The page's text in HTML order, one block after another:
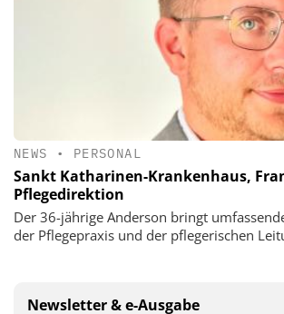
NEWS • PERSONAL
Sankt Katharinen-Krankenhaus,
Pflegedirektion
Der 36-jährige Anderson bringt
der Pflegepraxis und der pflegerischen
Newsletter & e-Ausgabe